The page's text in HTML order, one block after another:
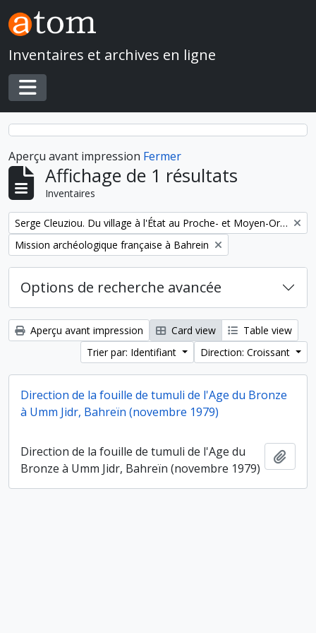
Skip to main content
Inventaires et archives en ligne
Toggle navigation
Aperçu avant impression Fermer
Affichage de 1 résultats
Inventaires
Remove filter:
Serge Cleuziou. Du village à l'État au Proche- et Moyen-Orient
Remove filter:
Mission archéologique française à Bahrein
Options de recherche avancée
Aperçu avant impression Card view
Table view
Trier par: Identifiant
Direction: Croissant
Direction de la fouille de tumuli de l'Age du Bronze
à Umm Jidr, Bahreïn (novembre 1979)
Direction de la fouille de tumuli de l'Age du
Bronze à Umm Jidr, Bahreïn (novembre 1979)